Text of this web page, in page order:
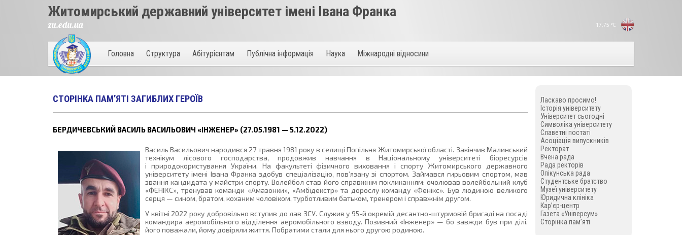
17,75 °C
Житомирський державний університет імені Івана Франка
zu.edu.ua
Головна Структура Абітурієнтам Публічна інформація Наука Міжнародні відносини
СТОРІНКА ПАМ’ЯТІ ЗАГИБЛИХ ГЕРОЇВ
БЕРДИЧЕВСЬКИЙ ВАСИЛЬ ВАСИЛЬОВИЧ «ІНЖЕНЕР» (27.05.1981 — 5.12.2022)
Василь Васильович народився 27 травня 1981 року в селищі Попільня Житомирської області. Закінчив Малинський
технікум лісового господарства, продовжив навчання в Національному університеті біоресурсів
і природокористування України. На факультеті фізичного виховання і спорту Житомирського державного
університету імені Івана Франка здобув спеціалізацію, пов’язану зі спортом. Займався гирьовим спортом, мав
звання кандидата у майстри спорту. Волейбол став його справжнім покликанням: очолював волейбольний клуб
«ФЕНІКС», тренував команди «Амазонки», «Амбідекстр» та дорослу команду «Фенікс». Був людиною великого
серця — сином, братом, коханим чоловіком, турботливим батьком, тренером і справжнім другом.
У квітні 2022 року добровільно вступив до лав ЗСУ. Служив у 95-й окремій десантно-штурмовій бригаді на посаді
командира аеромобільного відділення аеромобільного взводу. Позивний «Інженер» — бо завжди був при ділі,
його поважали, йому довіряли життя. Побратими стали для нього другою родиною.
Ласкаво просимо!
Історія університету
Університет сьогодні
Символіка університету
Славетні постаті
Асоціація випускників
Ректорат
Вчена рада
Рада ректорів
Опікунська рада
Студентське братство
Музеї університету
Юридична клініка
Кар’єр-центр
Газета «Універсум»
Сторінка пам’яті